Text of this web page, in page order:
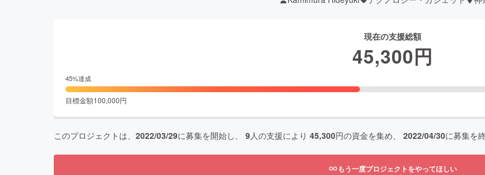
現在の支援総額
45,300円
45%達成
目標金額100,000円
このプロジェクトは、 2022/03/29に募集を開始し、 9人の支援により 45,300円の資金を集め、 2022/04/30に募集を
もう一度プロジェクトをやってほしい